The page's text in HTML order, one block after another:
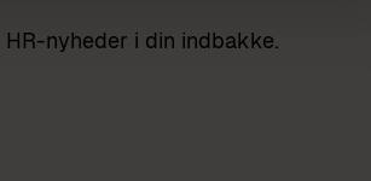
nyheder i din indbakke.